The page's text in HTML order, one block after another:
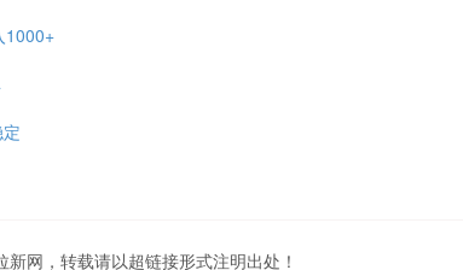
1000+
网，转载请以超链接形式注明出处！